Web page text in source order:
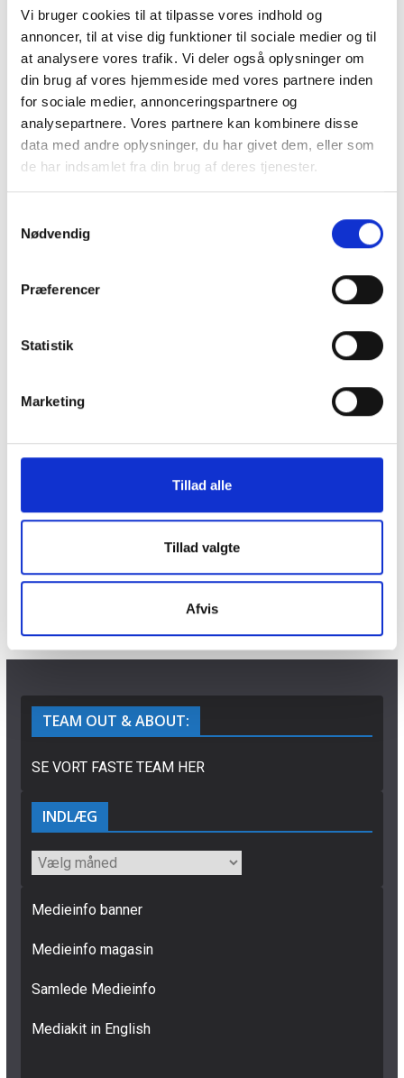
Vi bruger cookies til at tilpasse vores indhold og
annoncer, til at vise dig funktioner til sociale medier og til
at analysere vores trafik. Vi deler også oplysninger om
din brug af vores hjemmeside med vores partnere inden
for sociale medier, annonceringspartnere og
analysepartnere. Vores partnere kan kombinere disse
data med andre oplysninger, du har givet dem, eller som
de har indsamlet fra din brug af deres tjenester.
Nødvendig
Præferencer
Statistik
Marketing
Tillad alle
Tillad valgte
Afvis
Mest Læste
TEAM OUT & ABOUT:
SE VORT FASTE TEAM HER
INDLÆG
INDLÆG
Medieinfo banner
Medieinfo magasin
Samlede Medieinfo
Mediakit in English